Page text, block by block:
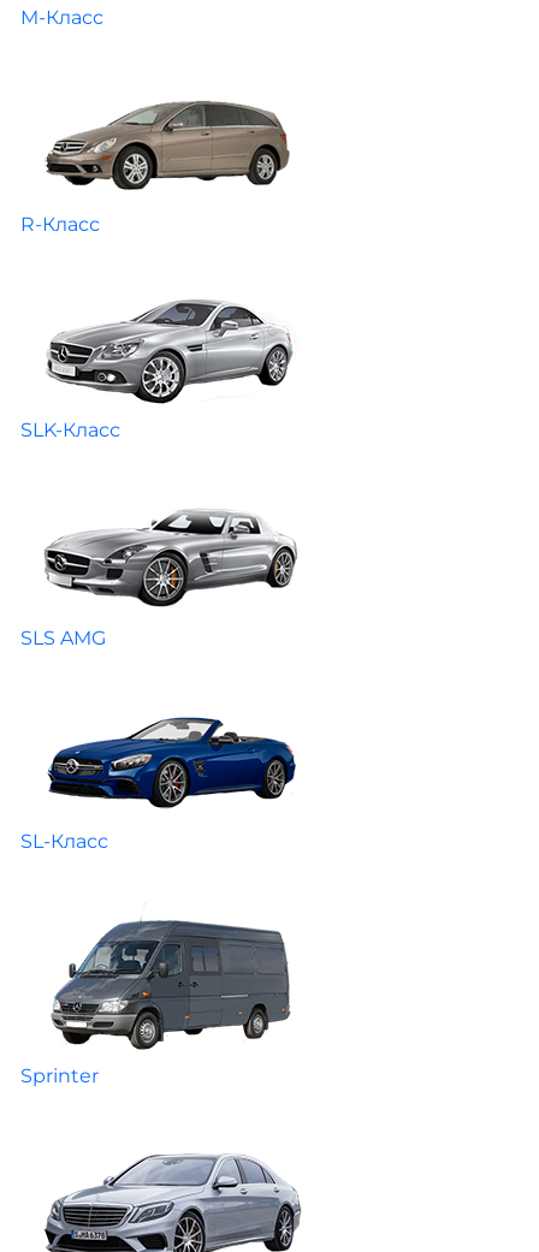
M-Класс
R-Класс
SLK-Класс
SLS AMG
SL-Класс
Sprinter